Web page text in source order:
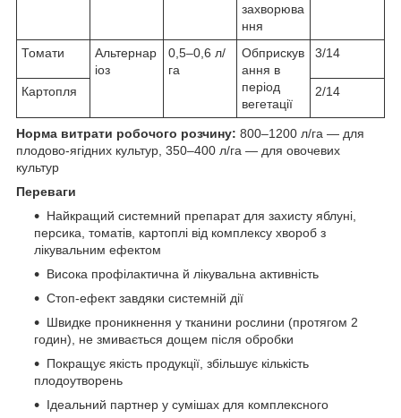
захворюва
ння
Томати
Альтернар
іоз
0,5–0,6 л/
га
Обприскув
ання в
період
вегетації
3/14
Картопля 2/14
Норма витрати робочого розчину: 800–1200 л/га — для
плодово-ягідних культур, 350–400 л/га — для овочевих
культур
Переваги
Найкращий системний препарат для захисту яблуні,
персика, томатів, картоплі від комплексу хвороб з
лікувальним ефектом
Висока профілактична й лікувальна активність
Стоп-ефект завдяки системній дії
Швидке проникнення у тканини рослини (протягом 2
годин), не змивається дощем після обробки
Покращує якість продукції, збільшує кількість
плодоутворень
Ідеальний партнер у сумішах для комплексного